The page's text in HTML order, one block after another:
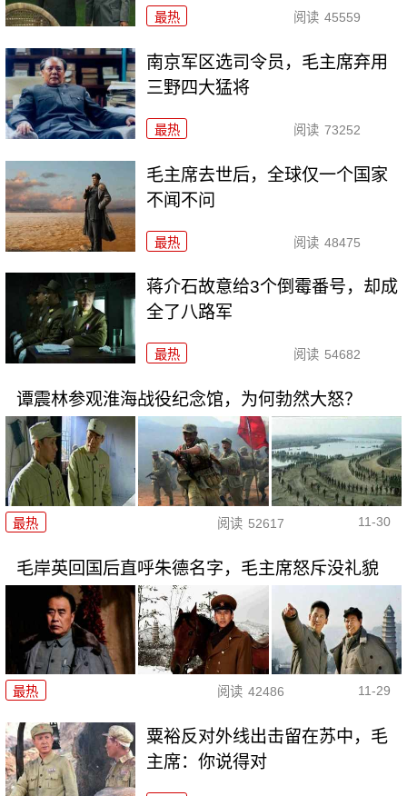
最热 阅读 45559
南京军区选司令员，毛主席弃用
三野四大猛将
最热 阅读 73252
毛主席去世后，全球仅一个国家
不闻不问
最热 阅读 48475
蒋介石故意给3个倒霉番号，却成
全了八路军
最热 阅读 54682
谭震林参观淮海战役纪念馆，为何勃然大怒？
最热 阅读 52617 11-30
毛岸英回国后直呼朱德名字，毛主席怒斥没礼貌
最热 阅读 42486 11-29
粟裕反对外线出击留在苏中，毛
主席：你说得对